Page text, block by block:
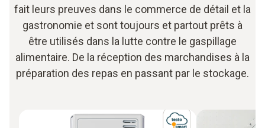
fait leurs preuves dans le commerce de détail et la
gastronomie et sont toujours et partout prêts à
être utilisés dans la lutte contre le gaspillage
alimentaire. De la réception des marchandises à la
préparation des repas en passant par le stockage.